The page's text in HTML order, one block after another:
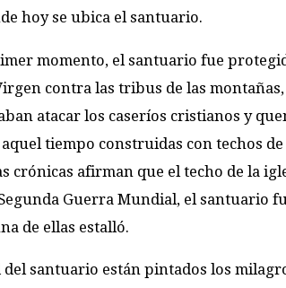
hoy se ubica el santuario.
momento, el santuario fue
contra las tribus de las
atacar los caseríos cristianos y
tiempo construidas con techos
crónicas afirman que el techo de la
Guerra Mundial, el santuario
de ellas estalló.
del santuario están pintados los